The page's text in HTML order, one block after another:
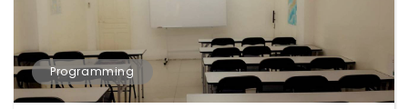
Programming